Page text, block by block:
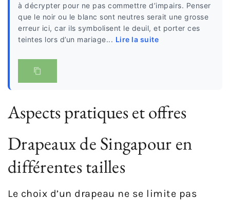
à décrypter pour ne pas commettre d’impairs. Penser
que le noir ou le blanc sont neutres serait une grosse
erreur ici, car ils symbolisent le deuil, et porter ces
teintes lors d’un mariage... Lire la suite
Aspects pratiques et offres
Drapeaux de Singapour en
différentes tailles
Le choix d’un drapeau ne se limite pas